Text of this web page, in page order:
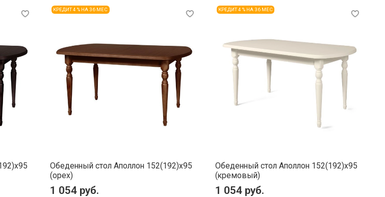
КРЕДИТ 4 % НА 36 МЕС
Обеденный стол Аполлон 152(192)x95
(орех)
1 054 руб.
КРЕДИТ 4 % НА 36 МЕС
Обеденный стол Аполлон 152(192)x95
(кремовый)
1 054 руб.